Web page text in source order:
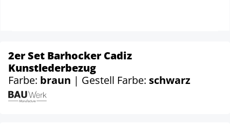
2er Set Barhocker Cadiz
Kunstlederbezug
Farbe: braun | Gestell Farbe: schwarz